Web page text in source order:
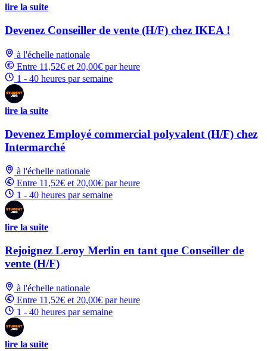
lire la suite
Devenez Conseiller de vente (H/F) chez IKEA !
à l'échelle nationale
Entre 11,52€ et 20,00€ par heure
1 - 40 heures par semaine
lire la suite
Devenez Employé commercial polyvalent (H/F) chez
Intermarché
à l'échelle nationale
Entre 11,52€ et 20,00€ par heure
1 - 40 heures par semaine
lire la suite
Rejoignez Leroy Merlin en tant que Conseiller de
vente (H/F)
à l'échelle nationale
Entre 11,52€ et 20,00€ par heure
1 - 40 heures par semaine
lire la suite